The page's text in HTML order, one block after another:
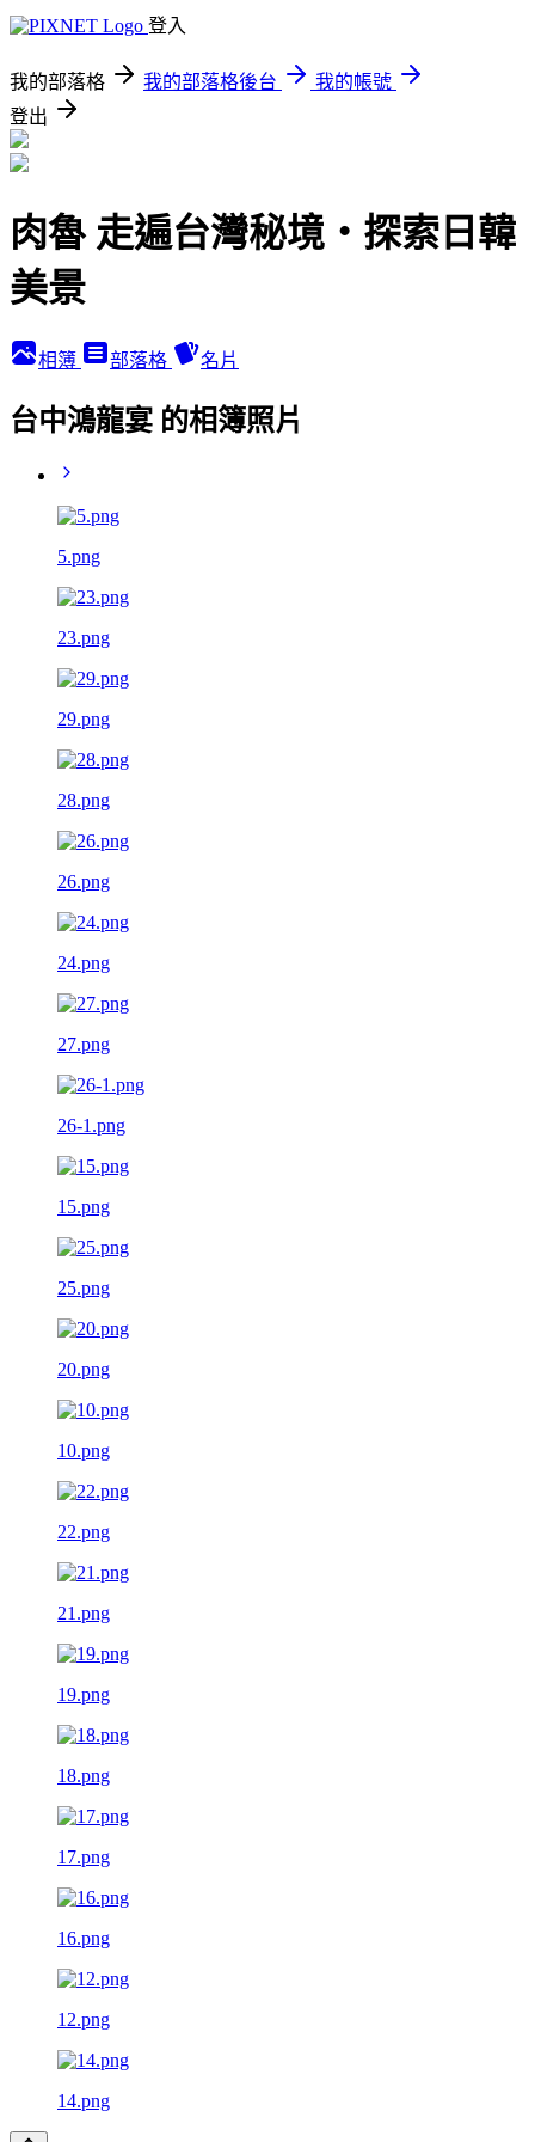
登入
我的部落格 我的部落格後台
我的帳號
登出
肉魯 走遍台灣秘境・探索日韓
美景
相簿 部落格 名片
台中鴻龍宴 的相簿照片
5.png
23.png
29.png
28.png
26.png
24.png
27.png
26-1.png
15.png
25.png
20.png
10.png
22.png
21.png
19.png
18.png
17.png
16.png
12.png
14.png